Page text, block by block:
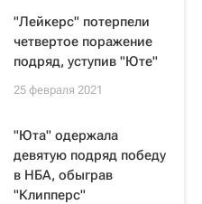
"Лейкерс" потерпели
четвертое поражение
подряд, уступив "Юте"
25 февраля 2021
"Юта" одержала
девятую подряд победу
в НБА, обыграв
"Клипперс"